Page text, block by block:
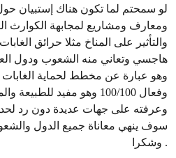
لو سمحتم لما تكون هناك إستبيان
ومعارف ومشاريع لمجابهة الكوارث
والتأثير على المناخ مثلا حرائق
هاجسي وتعاني منه الشعوب ودول
وهو عبارة عن مخطط لحماية الغابات
وفعال 100/100 وهو مفيد
وعرفته على جهات عديدة دون رد
سوف ينهي معاناة جميع الدول
. وشكرا